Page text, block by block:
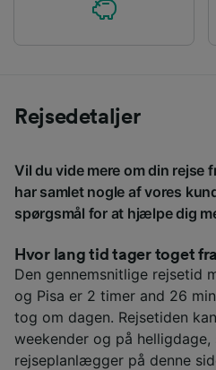
Rejsedetaljer
Vil du vide mere om din rejse
har samlet nogle af vores
spørgsmål for at hjælpe dig
Hvor lang tid tager toget
Den gennemsnitlige rejsetid
og Pisa er 2 timer and 26
tog om dagen. Rejsetiden
weekender og på
rejseplanlægger på denne